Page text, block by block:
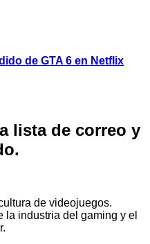
de GTA 6 en Netflix
lista de correo y
de videojuegos.
la industria del gaming y el